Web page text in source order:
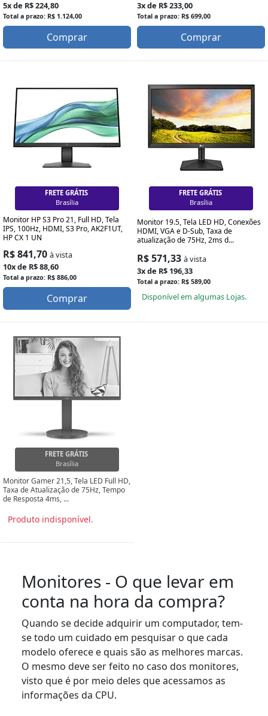
5x de R$ 224,80
Total a prazo: R$ 1.124,00
Comprar
3x de R$ 233,00
Total a prazo: R$ 699,00
Comprar
FRETE GRÁTIS
Brasília
Monitor HP S3 Pro 21, Full HD, Tela
IPS, 100Hz, HDMI, S3 Pro, AK2F1UT,
HP CX 1 UN
R$ 841,70 à vista
10x de R$ 88,60
Total a prazo: R$ 886,00
Comprar
FRETE GRÁTIS
Brasília
Monitor 19.5, Tela LED HD, Conexões
HDMI, VGA e D-Sub, Taxa de
atualização de 75Hz, 2ms d...
R$ 571,33 à vista
3x de R$ 196,33
Total a prazo: R$ 589,00
Disponível em algumas Lojas.
FRETE GRÁTIS
Brasília
Monitor Gamer 21,5, Tela LED Full HD,
Taxa de Atualização de 75Hz, Tempo
de Resposta 4ms, ...
Produto indisponível.
Monitores - O que levar em
conta na hora da compra?
Quando se decide adquirir um computador, tem-
se todo um cuidado em pesquisar o que cada
modelo oferece e quais são as melhores marcas.
O mesmo deve ser feito no caso dos monitores,
visto que é por meio deles que acessamos as
informações da CPU.